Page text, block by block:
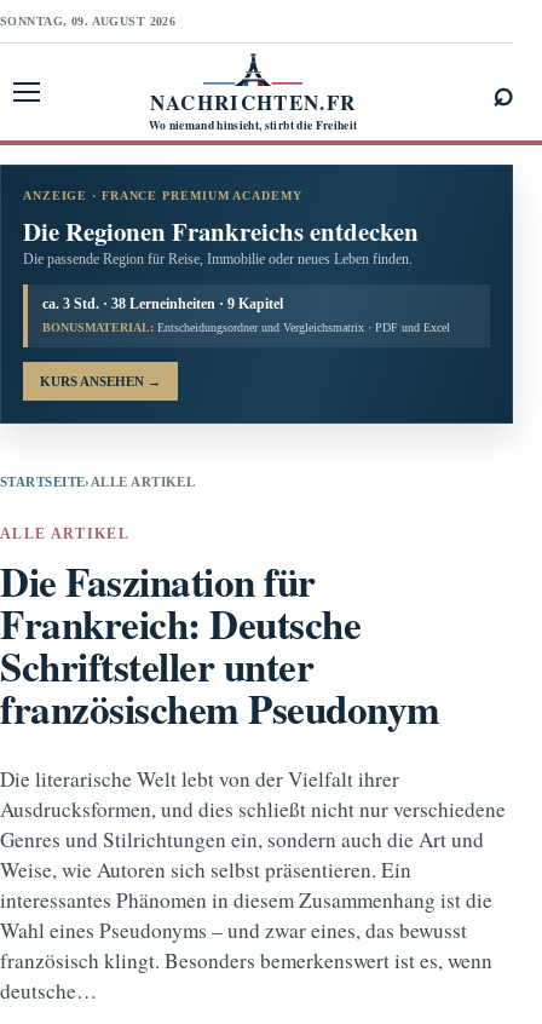
SONNTAG, 09. AUGUST 2026
NACHRICHTEN.FR
Wo niemand hinsieht, stirbt die Freiheit
⌕
ANZEIGE · FRANCE PREMIUM ACADEMY
Die Regionen Frankreichs entdecken
Die passende Region für Reise, Immobilie oder neues Leben finden.
ca. 3 Std. · 38 Lerneinheiten · 9 Kapitel
BONUSMATERIAL: Entscheidungsordner und Vergleichsmatrix · PDF und Excel
KURS ANSEHEN →
STARTSEITE› ALLE ARTIKEL
ALLE ARTIKEL
Die Faszination für
Frankreich: Deutsche
Schriftsteller unter
französischem Pseudonym
Die literarische Welt lebt von der Vielfalt ihrer
Ausdrucksformen, und dies schließt nicht nur verschiedene
Genres und Stilrichtungen ein, sondern auch die Art und
Weise, wie Autoren sich selbst präsentieren. Ein
interessantes Phänomen in diesem Zusammenhang ist die
Wahl eines Pseudonyms – und zwar eines, das bewusst
französisch klingt. Besonders bemerkenswert ist es, wenn
deutsche…